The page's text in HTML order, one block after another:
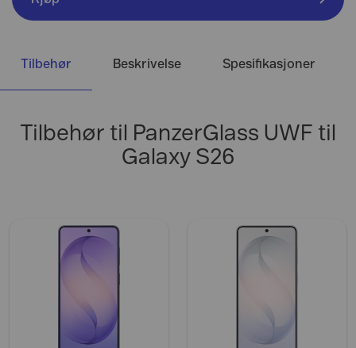
Tilbehør Beskrivelse Spesifikasjoner
Tilbehør til PanzerGlass UWF til
Galaxy S26